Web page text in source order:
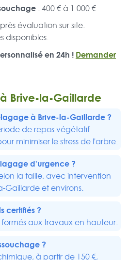
: 400 € à 1 000 €
évaluation sur site.
disponibles.
en 24h ! Demander
Brive-la-Gaillarde
à Brive-la-Gaillarde ?
de repos végétatif
minimiser le stress de l'arbre.
d'urgence ?
la taille, avec intervention
Gaillarde et environs.
certifiés ?
aux travaux en hauteur.
?
à partir de 150 €,